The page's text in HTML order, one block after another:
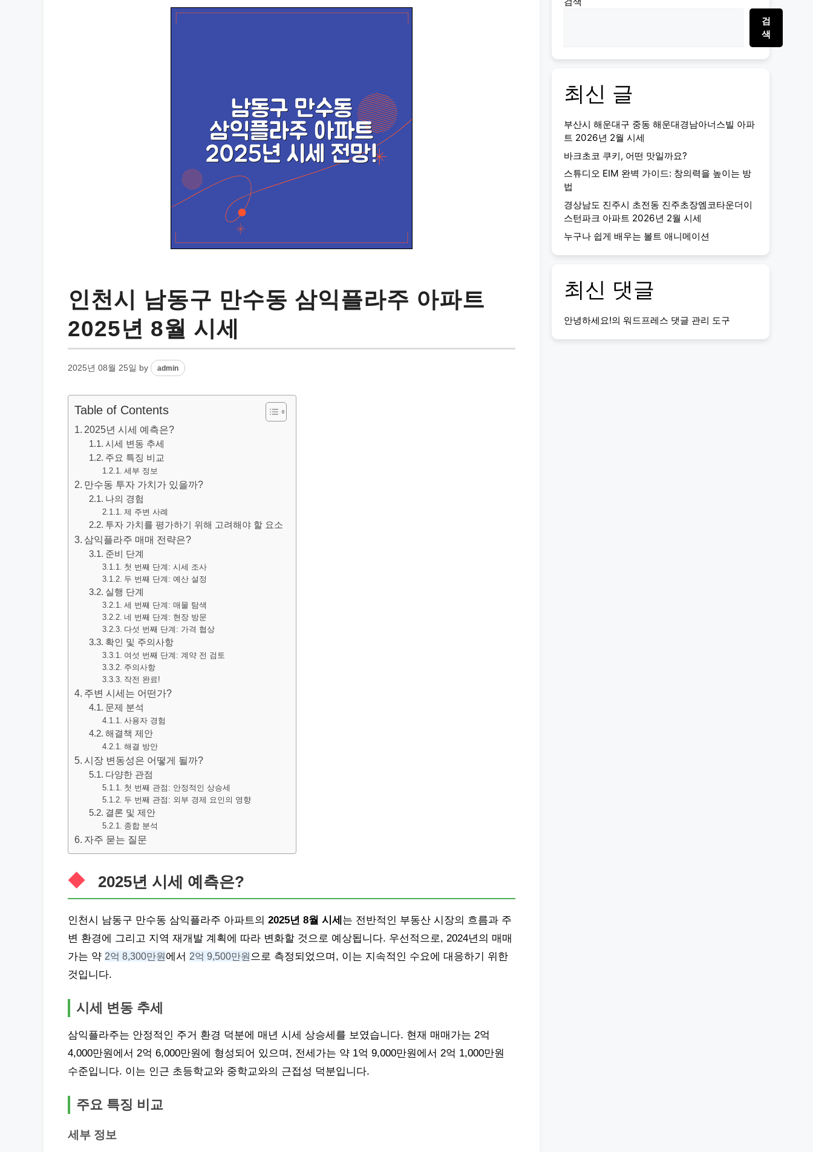
인천시 남동구 만수동 삼익플라주 아파트
2025년 8월 시세
2025년 08월 25일 by admin
Table of Contents
2025년 시세 예측은?
시세 변동 추세
주요 특징 비교
세부 정보
만수동 투자 가치가 있을까?
나의 경험
제 주변 사례
투자 가치를 평가하기 위해 고려해야 할 요소
삼익플라주 매매 전략은?
준비 단계
첫 번째 단계: 시세 조사
두 번째 단계: 예산 설정
실행 단계
세 번째 단계: 매물 탐색
네 번째 단계: 현장 방문
다섯 번째 단계: 가격 협상
확인 및 주의사항
여섯 번째 단계: 계약 전 검토
주의사항
작전 완료!
주변 시세는 어떤가?
문제 분석
사용자 경험
해결책 제안
해결 방안
시장 변동성은 어떻게 될까?
다양한 관점
첫 번째 관점: 안정적인 상승세
두 번째 관점: 외부 경제 요인의 영향
결론 및 제안
종합 분석
자주 묻는 질문
2025년 시세 예측은?
인천시 남동구 만수동 삼익플라주 아파트의 2025년 8월 시세 는 전반적인 부동산 시장의 흐름과 주
변 환경에 그리고 지역 재개발 계획에 따라 변화할 것으로 예상됩니다. 우선적으로, 2024년의 매매
가는 약 2억 8,300만원에서 2억 9,500만원으로 측정되었으며, 이는 지속적인 수요에 대응하기 위한
것입니다.
시세 변동 추세
삼익플라주는 안정적인 주거 환경 덕분에 매년 시세 상승세를 보였습니다. 현재 매매가는 2억
4,000만원에서 2억 6,000만원에 형성되어 있으며, 전세가는 약 1억 9,000만원에서 2억 1,000만원
수준입니다. 이는 인근 초등학교와 중학교와의 근접성 덕분입니다.
주요 특징 비교
세부 정보
검
색
최신 글
부산시 해운대구 중동 해운대경남아너스빌 아파
트 2026년 2월 시세
바크초코 쿠키, 어떤 맛일까요?
스튜디오 EIM 완벽 가이드: 창의력을 높이는 방
법
경상남도 진주시 초전동 진주초장엠코타운더이
스턴파크 아파트 2026년 2월 시세
누구나 쉽게 배우는 볼트 애니메이션
최신 댓글
안녕하세요!의 워드프레스 댓글 관리 도구